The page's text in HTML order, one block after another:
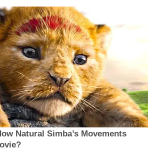
Natural Simba’s Movements